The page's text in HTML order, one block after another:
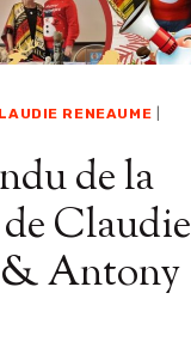
RENEAUME
de la
Claudie
& Antony